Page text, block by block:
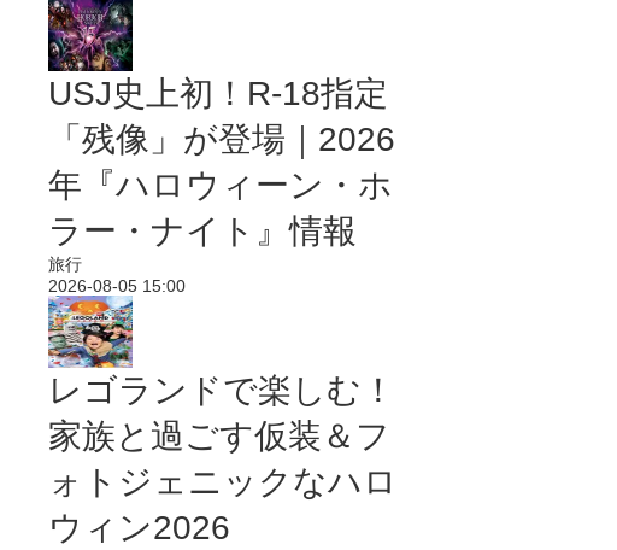
USJ史上初！R-18指定
「残像」が登場｜2026
年『ハロウィーン・ホ
ラー・ナイト』情報
旅行
2026-08-05 15:00
レゴランドで楽しむ！
家族と過ごす仮装＆フ
ォトジェニックなハロ
ウィン2026